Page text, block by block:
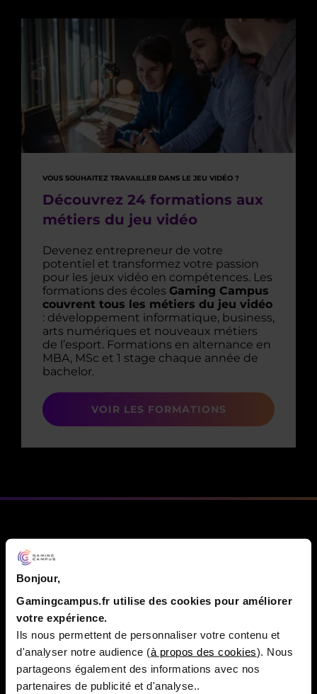
Bonjour,
Gamingcampus.fr utilise des cookies pour améliorer
votre expérience.
Ils nous permettent de personnaliser votre contenu et
d'analyser notre audience (à propos des cookies). Nous
partageons également des informations avec nos
partenaires de publicité et d'analyse..
VOUS SOUHAITEZ TRAVAILLER DANS LE JEU VIDÉO ?
Découvrez 24 formations aux
métiers du jeu vidéo
Devenez entrepreneur de votre
potentiel et transformez votre passion
pour les jeux vidéo en compétences. Les
formations des écoles Gaming Campus
couvrent tous les métiers du jeu vidéo
: développement informatique, business,
arts numériques et nouveaux métiers
de l’esport. Formations en alternance en
MBA, MSc et 1 stage chaque année de
bachelor.
VOIR LES FORMATIONS
SHIGERU MIYAMOTO, UN
GÉNIE QUI CULTIVE LA
DISCRÉTION
Les fans de Nintendo l’associent souvent à un visage
souriant, celui que l’on voit à toutes les conventions de